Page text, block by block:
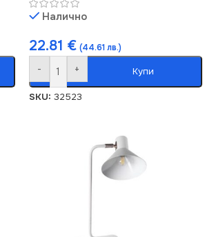
Налично
22.81 € (44.61 лв.)
- + Купи
SKU: 32523